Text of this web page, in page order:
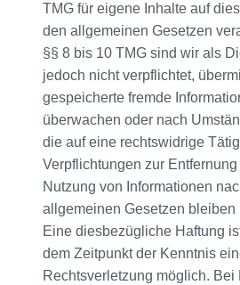
TMG für eigene Inhalte auf
den allgemeinen Gesetzen
§§ 8 bis 10 TMG sind wir als
jedoch nicht verpflichtet,
gespeicherte fremde
überwachen oder nach
die auf eine rechtswidrige
Verpflichtungen zur
Nutzung von Informationen
allgemeinen Gesetzen bleiben
Eine diesbezügliche Haftung
dem Zeitpunkt der Kenntnis
Rechtsverletzung möglich. Bei